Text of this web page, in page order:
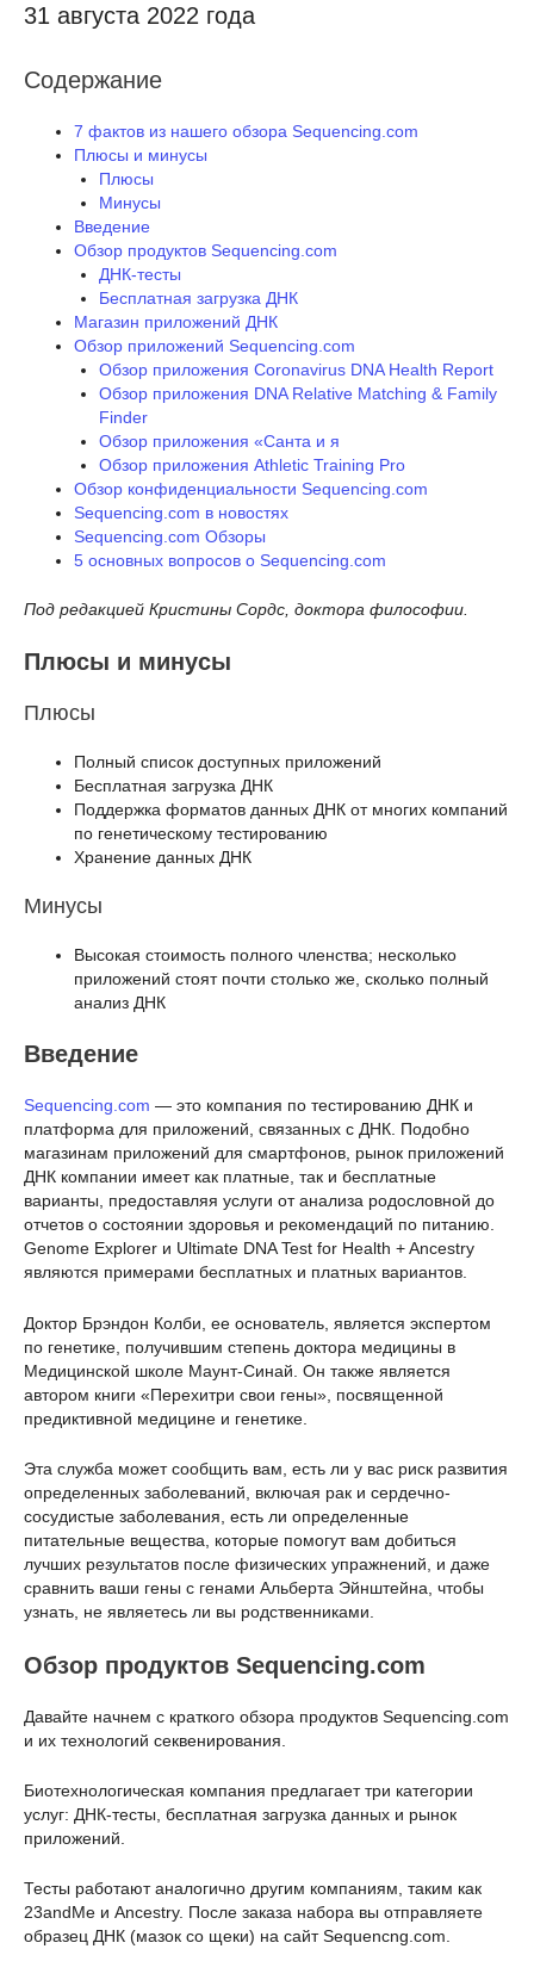
31 августа 2022 года
Содержание
7 фактов из нашего обзора Sequencing.com
Плюсы и минусы
Плюсы
Минусы
Введение
Обзор продуктов Sequencing.com
ДНК-тесты
Бесплатная загрузка ДНК
Магазин приложений ДНК
Обзор приложений Sequencing.com
Обзор приложения Coronavirus DNA Health Report
Обзор приложения DNA Relative Matching & Family
Finder
Обзор приложения «Санта и я
Обзор приложения Athletic Training Pro
Обзор конфиденциальности Sequencing.com
Sequencing.com в новостях
Sequencing.com Обзоры
5 основных вопросов о Sequencing.com
Под редакцией Кристины Сордс, доктора философии.
Плюсы и минусы
Плюсы
Полный список доступных приложений
Бесплатная загрузка ДНК
Поддержка форматов данных ДНК от многих компаний
по генетическому тестированию
Хранение данных ДНК
Минусы
Высокая стоимость полного членства; несколько
приложений стоят почти столько же, сколько полный
анализ ДНК
Введение
Sequencing.com — это компания по тестированию ДНК и
платформа для приложений, связанных с ДНК. Подобно
магазинам приложений для смартфонов, рынок приложений
ДНК компании имеет как платные, так и бесплатные
варианты, предоставляя услуги от анализа родословной до
отчетов о состоянии здоровья и рекомендаций по питанию.
Genome Explorer и Ultimate DNA Test for Health + Ancestry
являются примерами бесплатных и платных вариантов.
Доктор Брэндон Колби, ее основатель, является экспертом
по генетике, получившим степень доктора медицины в
Медицинской школе Маунт-Синай. Он также является
автором книги «Перехитри свои гены», посвященной
предиктивной медицине и генетике.
Эта служба может сообщить вам, есть ли у вас риск развития
определенных заболеваний, включая рак и сердечно-
сосудистые заболевания, есть ли определенные
питательные вещества, которые помогут вам добиться
лучших результатов после физических упражнений, и даже
сравнить ваши гены с генами Альберта Эйнштейна, чтобы
узнать, не являетесь ли вы родственниками.
Обзор продуктов Sequencing.com
Давайте начнем с краткого обзора продуктов Sequencing.com
и их технологий секвенирования.
Биотехнологическая компания предлагает три категории
услуг: ДНК-тесты, бесплатная загрузка данных и рынок
приложений.
Тесты работают аналогично другим компаниям, таким как
23andMe и Ancestry. После заказа набора вы отправляете
образец ДНК (мазок со щеки) на сайт Sequencng.com.